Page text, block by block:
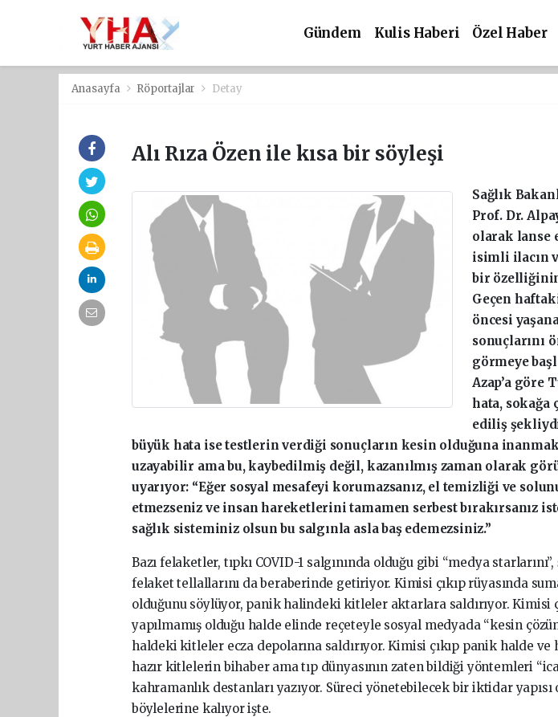
Gündem Kulis Haberi Özel Haber
Anasayfa Röportajlar Detay
Alı Rıza Özen ile kısa bir söyleşi
Sağlık
Prof. Dr.
olarak lanse
isimli ilacın
bir
Geçen
öncesi
sonuçlarını
görmeye
Azap’a göre
hata, sokağa
ediliş
büyük hata ise testlerin verdiği sonuçların kesin olduğuna
uzayabilir ama bu, kaybedilmiş değil, kazanılmış zaman olarak
uyarıyor: “Eğer sosyal mesafeyi korumazsanız, el temizliği ve
etmezseniz ve insan hareketlerini tamamen serbest bırakırsanız
sağlık sisteminiz olsun bu salgınla asla baş edemezsiniz.”
Bazı felaketler, tıpkı COVID-1 salgınında olduğu gibi “medya
felaket tellallarını da beraberinde getiriyor. Kimisi çıkıp rüyasında
olduğunu söylüyor, panik halindeki kitleler aktarlara saldırıyor. Kimisi
yapılmamış olduğu halde elinde reçeteyle sosyal medyada “kesin
haldeki kitleler ecza depolarına saldırıyor. Kimisi çıkıp panik halde ve
hazır kitlelerin bihaber ama tıp dünyasının zaten bildiği yöntemleri
kahramanlık destanları yazıyor. Süreci yönetebilecek bir iktidar yapısı
böylelerine kalıyor işte.